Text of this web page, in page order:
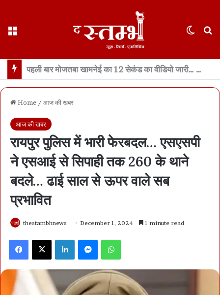
इस्तीफे के दो हफ़्ते बाद पहली बार सामने आए धर्मेंद्र प्रधान… कहा- जेन ज़ी मेरे परिवार जैसे, उन्हें गुमराह करने की कोशिश हुई
Home / आज की खबर
आज की खबर
रायपुर पुलिस में भारी फेरबदल… एसएसपी
ने एसआई से सिपाही तक 260 के थाने
बदले… ढाई साल से ऊपर वाले सब
प्रभावित
thestambhnews December 1, 2024 1 minute read
Facebook X LinkedIn